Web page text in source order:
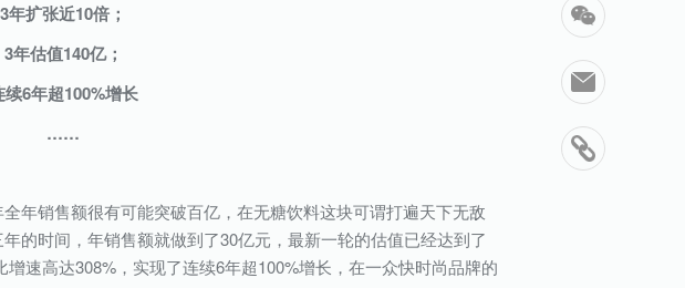
3年扩张近10倍；
3年估值140亿；
续6年超100%增长
……
年销售额很有可能突破百亿，在无糖饮料这块可谓打遍天下无敌
的时间，年销售额就做到了30亿元，最新一轮的估值已经达到了
速高达308%，实现了连续6年超100%增长，在一众快时尚品牌的